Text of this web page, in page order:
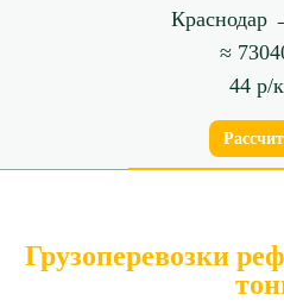
≈
44 р/
Грузоперевозки